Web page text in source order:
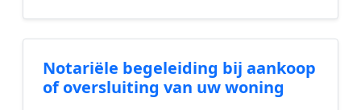
Notariële begeleiding bij aankoop
of oversluiting van uw woning